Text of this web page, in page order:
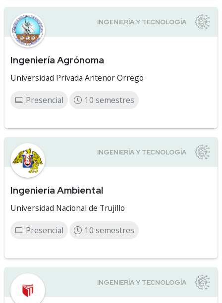
Ingeniería Agrónoma
Universidad Privada Antenor Orrego
Presencial 10 semestres
Ingeniería Ambiental
Universidad Nacional de Trujillo
Presencial 10 semestres